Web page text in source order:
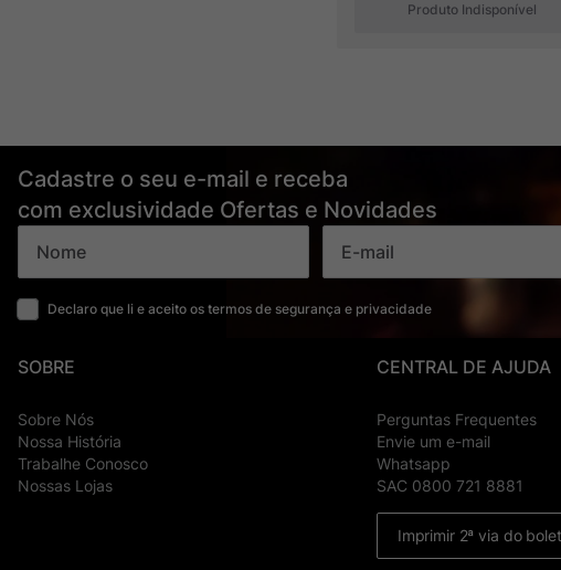
Produto Indisponível
Cadastre o seu e-mail e receba
com exclusividade Ofertas e Novidades
Declaro que li e aceito os termos de segurança e privacidade
SOBRE
Sobre Nós
Nossa História
Trabalhe Conosco
Nossas Lojas
CENTRAL DE AJUDA
Perguntas Frequentes
Envie um e-mail
Whatsapp
SAC 0800 721 8881
Imprimir 2ª via do